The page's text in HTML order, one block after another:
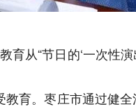
从“节日的‘一次性演
育。枣庄市通过健